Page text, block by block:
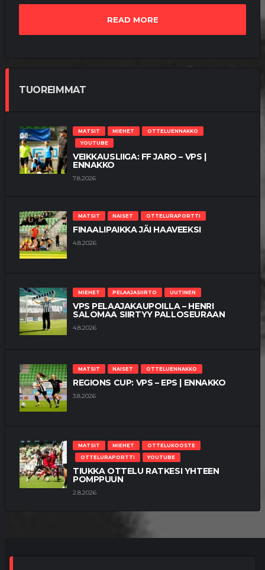
READ MORE
TUOREIMMAT
MATSIT MIEHET
OTTELUENNAKKO
YOUTUBE
VEIKKAUSLIIGA: FF JARO – VPS |
ENNAKKO
7.8.2026
MATSIT NAISET OTTELURAPORTTI
FINAALIPAIKKA JÄI HAAVEEKSI
4.8.2026
MIEHET PELAAJASIIRTO UUTINEN
VPS PELAAJAKAUPOILLA – HENRI
SALOMAA SIIRTYY PALLOSEURAAN
4.8.2026
MATSIT NAISET OTTELUENNAKKO
REGIONS CUP: VPS – EPS | ENNAKKO
3.8.2026
MATSIT MIEHET
OTTELUKOOSTE
OTTELURAPORTTI
YOUTUBE
TIUKKA OTTELU RATKESI YHTEEN
POMPPUUN
2.8.2026